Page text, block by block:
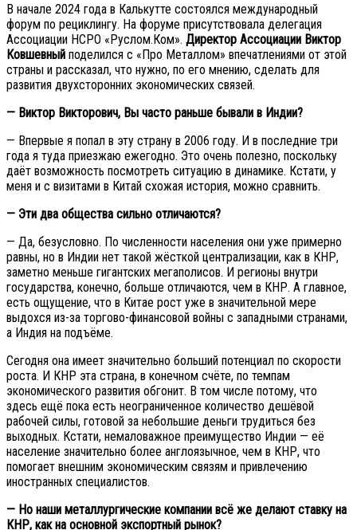
В начале 2024 года в Калькутте состоялся международный
форум по рециклингу. На форуме присутствовала делегация
Ассоциации НСРО «Руслом.Ком». Директор Ассоциации Виктор
Ковшевный поделился с «Про Металлом» впечатлениями от этой
страны и рассказал, что нужно, по его мнению, сделать для
развития двухсторонних экономических связей.
— Виктор Викторович, Вы часто раньше бывали в Индии?
— Впервые я попал в эту страну в 2006 году. И в последние три
года я туда приезжаю ежегодно. Это очень полезно, поскольку
даёт возможность посмотреть ситуацию в динамике. Кстати, у
меня и с визитами в Китай схожая история, можно сравнить.
— Эти два общества сильно отличаются?
— Да, безусловно. По численности населения они уже примерно
равны, но в Индии нет такой жёсткой централизации, как в КНР,
заметно меньше гигантских мегаполисов. И регионы внутри
государства, конечно, больше отличаются, чем в КНР. А главное,
есть ощущение, что в Китае рост уже в значительной мере
выдохся из-за торгово-финансовой войны с западными странами,
а Индия на подъёме.
Сегодня она имеет значительно больший потенциал по скорости
роста. И КНР эта страна, в конечном счёте, по темпам
экономического развития обгонит. В том числе потому, что
здесь ещё пока есть неограниченное количество дешёвой
рабочей силы, готовой за небольшие деньги трудиться без
выходных. Кстати, немаловажное преимущество Индии — её
население значительно более англоязычное, чем в КНР, что
помогает внешним экономическим связям и привлечению
иностранных специалистов.
— Но наши металлургические компании всё же делают ставку на
КНР, как на основной экспортный рынок?